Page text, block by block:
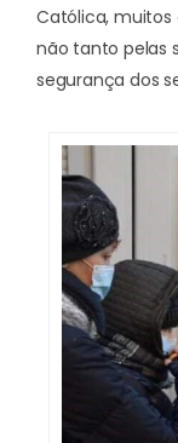
Católica, muitos
não tanto pelas
segurança dos